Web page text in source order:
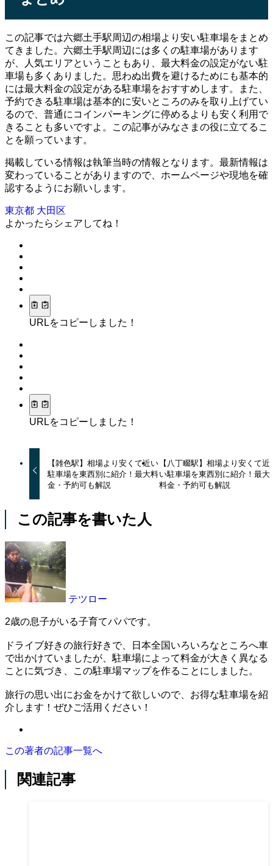
この記事では六郷土手駅周辺の相場より安い駐車場をまとめ
てきました。六郷土手駅周辺には多くの駐車場があります
が、人気エリアということもあり、最大料金の設定がない駐
車場も多くありました。思わぬ出費を避けるためにも基本的
には最大料金の設定がある駐車場をおすすめします。また、
予約できる駐車場は基本的に安いところのみを取り上げてい
るので、普通にコインパーキングに停めるよりも安く利用で
きることも多いですよ。この記事がみなさまの役に立てるこ
とを願っています。
掲載している情報は執筆当時の情報となります。最新情報は
変わっていることがありますので、ホームページや現地を確
認するようにお願いします。
東京都 大田区
よかったらシェアしてね！
URLをコピーしました！
URLをコピーしました！
【雑色駅】相場より安くて近い
駐車場を東西別に紹介！最大料
金・予約可も解説
【八丁畷駅】相場より安くて近
い駐車場を東西別に紹介！最大
料金・予約可も解説
この記事を書いた人
テツロー
2歳の息子がいる子育てパパです。
ドライブ好きの旅行好きで、日本全国いろいろなところへ車
で出かけていましたが、駐車場によって料金が大きく異なる
ことに気づき、この駐車場マップを作ることにしました。
旅行の思い出にお金をかけて欲しいので、お得な駐車場を紹
介します！ぜひご活用ください！
この著者の記事一覧へ
関連記事